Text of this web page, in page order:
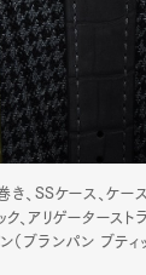
き、SSケース、ケ
、アリゲータースト
ブランパン ブティ